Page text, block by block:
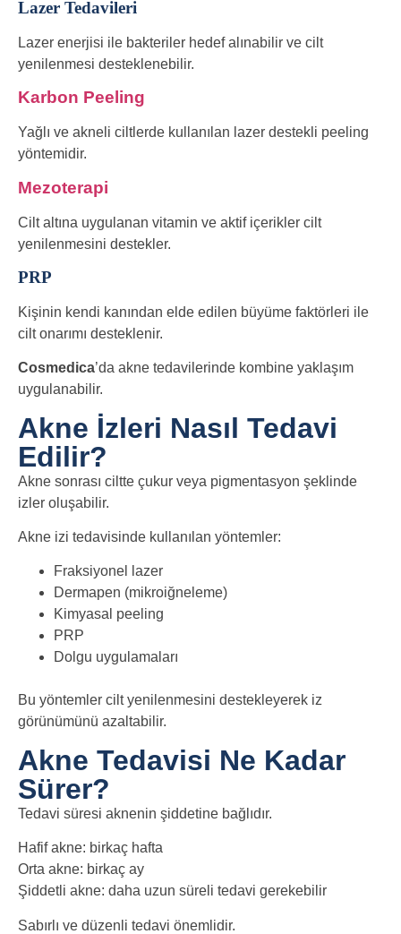
Lazer Tedavileri
Lazer enerjisi ile bakteriler hedef alınabilir ve cilt
yenilenmesi desteklenebilir.
Karbon Peeling
Yağlı ve akneli ciltlerde kullanılan lazer destekli peeling
yöntemidir.
Mezoterapi
Cilt altına uygulanan vitamin ve aktif içerikler cilt
yenilenmesini destekler.
PRP
Kişinin kendi kanından elde edilen büyüme faktörleri ile
cilt onarımı desteklenir.
Cosmedica’da akne tedavilerinde kombine yaklaşım
uygulanabilir.
Akne İzleri Nasıl Tedavi
Edilir?
Akne sonrası ciltte çukur veya pigmentasyon şeklinde
izler oluşabilir.
Akne izi tedavisinde kullanılan yöntemler:
Fraksiyonel lazer
Dermapen (mikroiğneleme)
Kimyasal peeling
PRP
Dolgu uygulamaları
Bu yöntemler cilt yenilenmesini destekleyerek iz
görünümünü azaltabilir.
Akne Tedavisi Ne Kadar
Sürer?
Tedavi süresi aknenin şiddetine bağlıdır.
Hafif akne: birkaç hafta
Orta akne: birkaç ay
Şiddetli akne: daha uzun süreli tedavi gerekebilir
Sabırlı ve düzenli tedavi önemlidir.